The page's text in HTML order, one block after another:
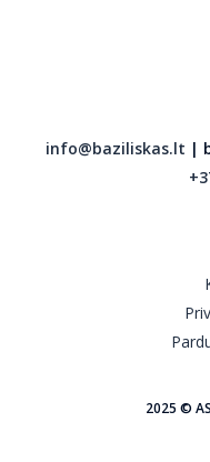
info@baziliskas.lt |
2025 ©